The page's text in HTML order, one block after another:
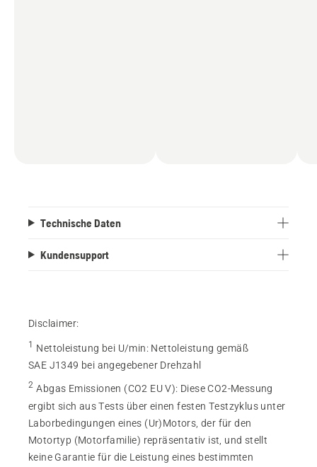
Technische Daten
Kundensupport
Disclaimer:
1 Nettoleistung bei U/min: Nettoleistung gemäß
SAE J1349 bei angegebener Drehzahl
2 Abgas Emissionen (CO2 EU V): Diese CO2-Messung
ergibt sich aus Tests über einen festen Testzyklus unter
Laborbedingungen eines (Ur)Motors, der für den
Motortyp (Motorfamilie) repräsentativ ist, und stellt
keine Garantie für die Leistung eines bestimmten